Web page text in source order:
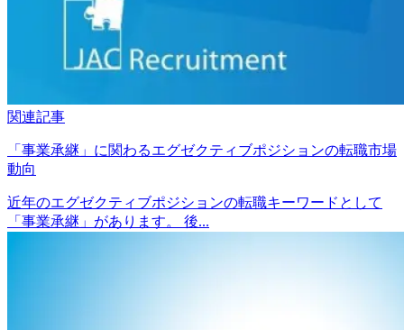
関連記事
「事業承継」に関わるエグゼクティブポジションの転職市場
動向
近年のエグゼクティブポジションの転職キーワードとして
「事業承継」があります。 後...